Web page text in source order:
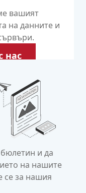
вашият
на данните и
нас
и да
на нашите
се за нашия